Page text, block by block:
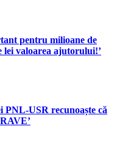
pentru milioane de
lei valoarea ajutorului!’
PNL-USR recunoaște că